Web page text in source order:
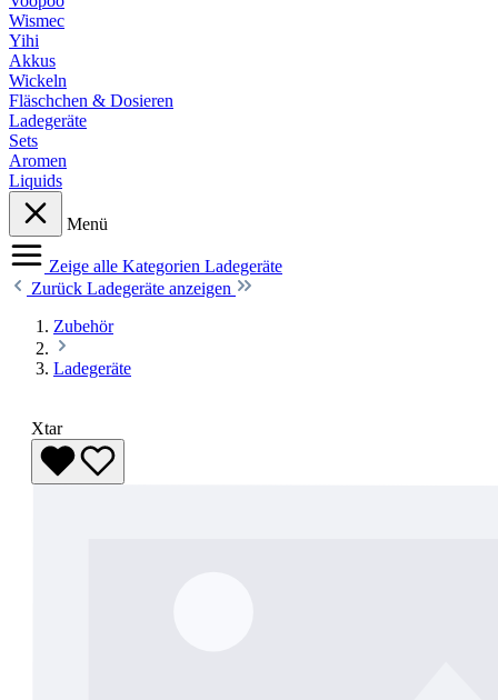
Wismec
Yihi
Akkus
Wickeln
Fläschchen & Dosieren
Ladegeräte
Sets
Aromen
Liquids
Menü
Zeige alle Kategorien Ladegeräte
Zurück Ladegeräte anzeigen
Zubehör
Ladegeräte
Xtar